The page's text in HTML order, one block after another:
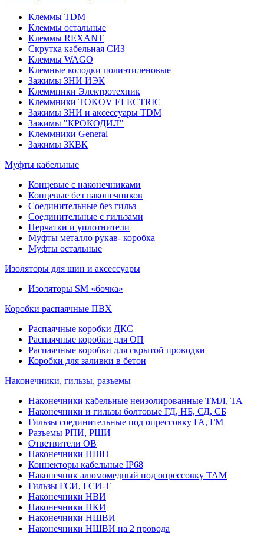
Клеммы TDM
Клеммы остальные
Клеммы REXANT
Скрутка кабельная СИЗ
Клеммы WAGO
Клемные колодки полиэтиленовые
Зажимы ЗНИ ИЭК
Клеммники Электротехник
Клеммники TOKOV ELECTRIC
Зажимы ЗНИ и аксессуары TDM
Зажимы "КРОКОДИЛ"
Клеммники General
Зажимы 3КВК
Муфты кабельные
Концевые с наконечниками
Концевые без наконечников
Соединительные без гильз
Соединительные с гильзами
Перчатки и уплотнители
Муфты металло рукав- коробка
Муфты остальные
Изоляторы для шин и аксессуары
Изоляторы SM «бочка»
Коробки распаячные ПВХ
Распаячные коробки ДКС
Распаячные коробки для ОП
Распаячные коробки для скрытой проводки
Коробки для заливки в бетон
Наконечники, гильзы, разъемы
Наконечники кабельные неизолированные ТМЛ, ТА
Наконечники и гильзы болтовые ГД, НБ, СД, СБ
Гильзы соединительные под опрессовку ГА, ГМ
Разъемы РПИ, РШИ
Ответвители ОВ
Наконечники НШП
Коннекторы кабельные IP68
Наконечник алюмомедный под опрессовку ТАМ
Гильзы ГСИ, ГСИ-Т
Наконечники НВИ
Наконечники НКИ
Наконечники НШВИ
Наконечники НШВИ на 2 провода